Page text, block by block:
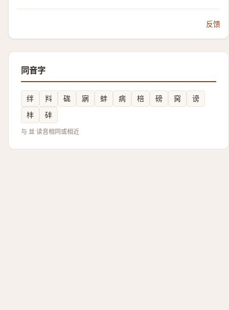
反馈
同音字
绊 㪵 硥 寎 蚌 病 棓 磅 窉
谤
㭋
䂜
与 並 读音相同或相近